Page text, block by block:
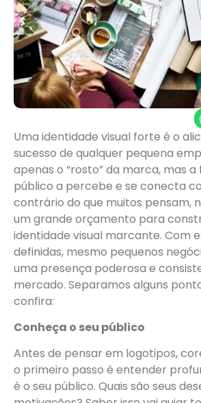
Uma identidade visual forte é o
sucesso de qualquer pequena
apenas o “rosto” da marca, mas
público a percebe e se conecta
contrário do que muitos pensam,
um grande orçamento para
identidade visual marcante. Com
definidas, mesmo pequenos
uma presença poderosa e
mercado. Separamos alguns
confira:
Conheça o seu público
Antes de pensar em logotipos,
o primeiro passo é entender
é o seu público. Quais são seus